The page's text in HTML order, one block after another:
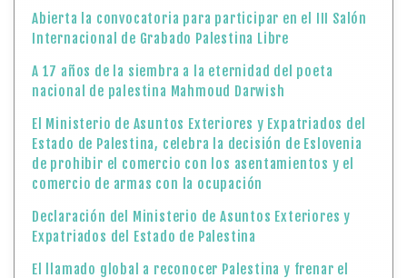
Abierta la convocatoria para participar en el III Salón
Internacional de Grabado Palestina Libre
A 17 años de la siembra a la eternidad del poeta
nacional de palestina Mahmoud Darwish
El Ministerio de Asuntos Exteriores y Expatriados del
Estado de Palestina, celebra la decisión de Eslovenia
de prohibir el comercio con los asentamientos y el
comercio de armas con la ocupación
Declaración del Ministerio de Asuntos Exteriores y
Expatriados del Estado de Palestina
El llamado global a reconocer Palestina y frenar el